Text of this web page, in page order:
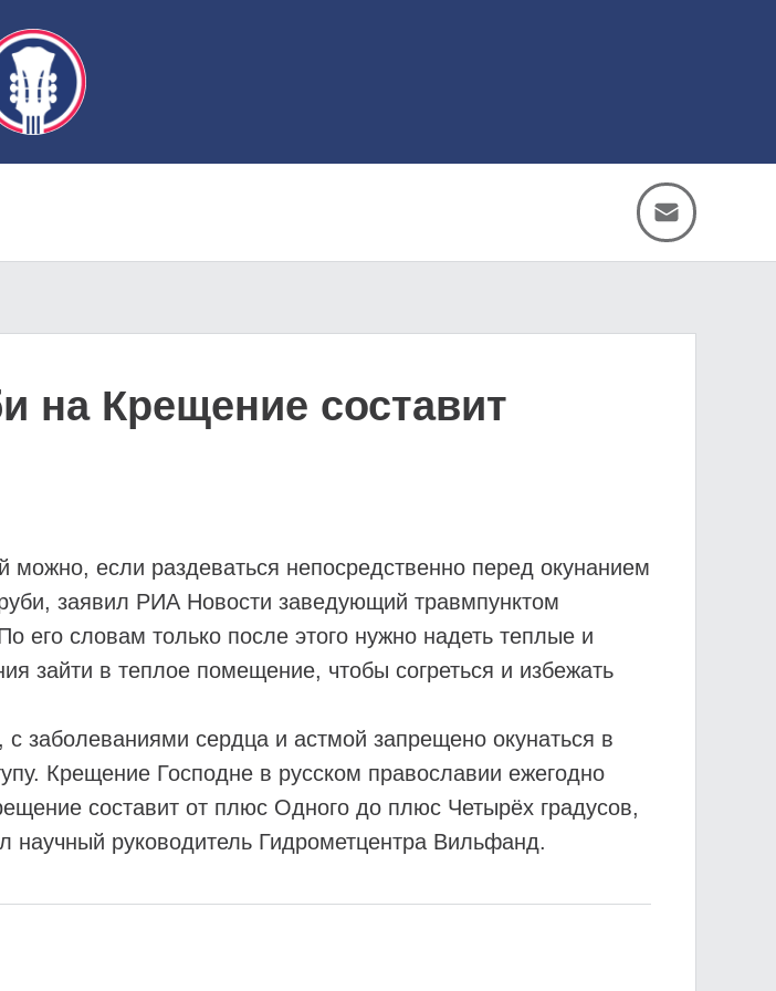
на Крещение составит
если раздеваться непосредственно перед окунанием
заявил РИА Новости заведующий травмпунктом
его словам только после этого нужно надеть теплые и
зайти в теплое помещение, чтобы согреться и избежать
заболеваниями сердца и астмой запрещено окунаться в
Крещение Господне в русском православии ежегодно
составит от плюс Одного до плюс Четырёх градусов,
руководитель Гидрометцентра Вильфанд.